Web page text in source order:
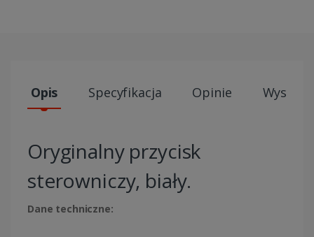
Opis Specyfikacja Opinie Wysyłki
Oryginalny przycisk
sterowniczy, biały.
Dane techniczne: